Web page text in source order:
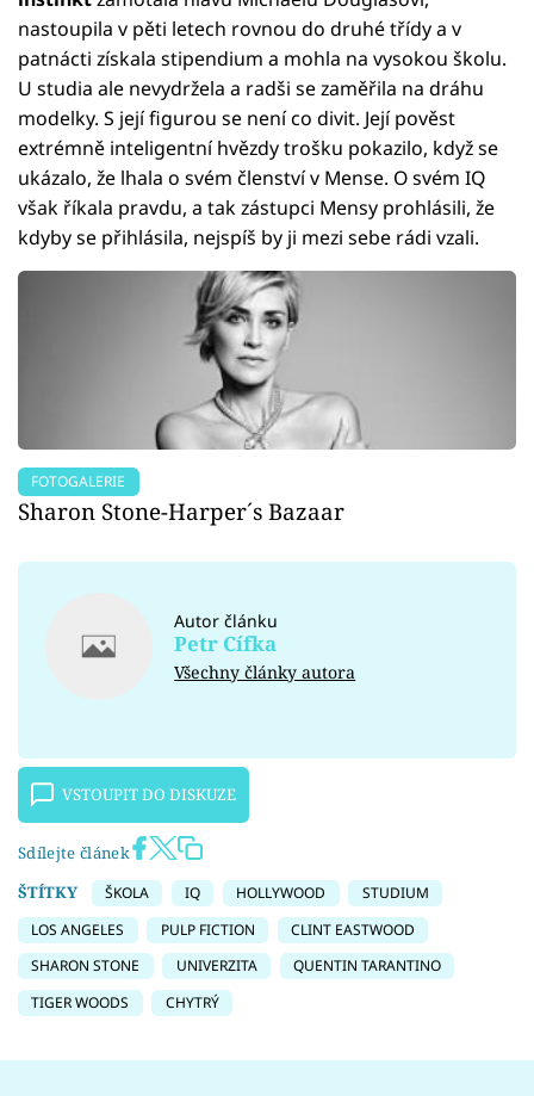
nastoupila v pěti letech rovnou do druhé třídy a v
patnácti získala stipendium a mohla na vysokou školu.
U studia ale nevydržela a radši se zaměřila na dráhu
modelky. S její figurou se není co divit. Její pověst
extrémně inteligentní hvězdy trošku pokazilo, když se
ukázalo, že lhala o svém členství v Mense. O svém IQ
však říkala pravdu, a tak zástupci Mensy prohlásili, že
kdyby se přihlásila, nejspíš by ji mezi sebe rádi vzali.
FOTOGALERIE
Sharon Stone-Harper´s Bazaar
Autor článku
Petr Cífka
Všechny články autora
VSTOUPIT DO DISKUZE
Sdílejte článek
ŠTÍTKY
ŠKOLA IQ HOLLYWOOD
STUDIUM
LOS ANGELES
PULP FICTION
CLINT EASTWOOD
SHARON STONE
UNIVERZITA
QUENTIN TARANTINO
TIGER WOODS
CHYTRÝ